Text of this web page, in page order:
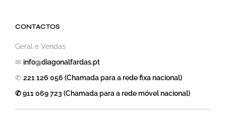
CONTACTOS
Geral e Vendas
✉ info@diagonalfardas.pt
✆ 221 126 056 (Chamada para a rede fixa nacional)
✆ 911 069 723 (Chamada para a rede móvel nacional)